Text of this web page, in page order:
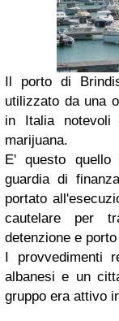
Il porto di
utilizzato da una
in Italia notevoli
marijuana.
E' questo
guardia di
portato
cautelare per
detenzione e
I provvedimenti
albanesi e un
gruppo era attivo